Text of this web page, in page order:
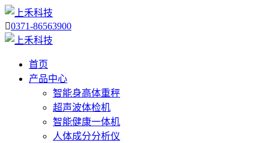
0371-86563900
首页
产品中心
智能身高体重秤
超声波体检机
智能健康一体机
人体成分分析仪